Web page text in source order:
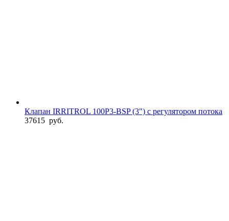
Клапан IRRITROL 100P3-BSP (3") с регулятором потока
37615 руб.